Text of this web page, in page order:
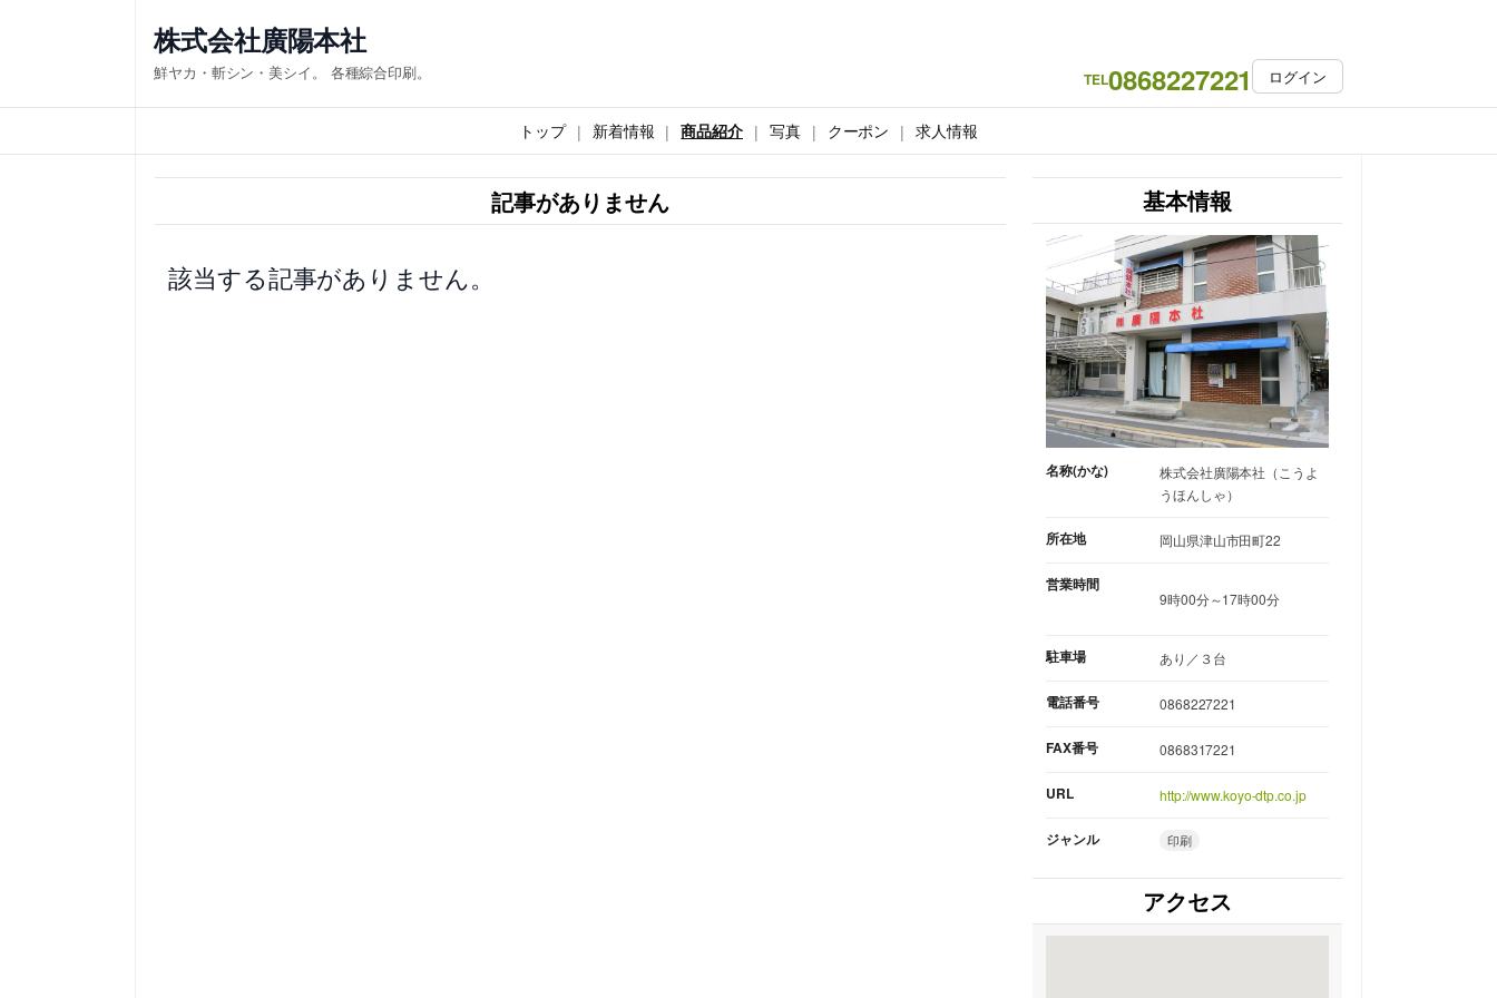
ス
キ
株式会社廣陽本社
鮮ヤカ・斬シン・美シイ。 各種綜合印刷。 TEL0868227221 ログイン
トップ 新着情報 商品紹介 写真 クーポン 求人情報
記事がありません
該当する記事がありません。
基本情報
名称(かな)
株式会社廣陽本社（こうよ
うほんしゃ）
所在地 岡山県津山市田町22
営業時間
9時00分～17時00分
駐車場 あり／３台
電話番号 0868227221
FAX番号 0868317221
URL http://www.koyo-dtp.co.jp
ジャンル 印刷
アクセス